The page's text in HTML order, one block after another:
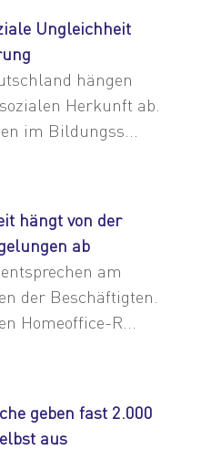
Ungleichheit
hängen
Herkunft ab.
im Bildungss...
hängt von der
ab
am
der Beschäftigten.
Homeoffice-R...
geben fast 2.000
aus